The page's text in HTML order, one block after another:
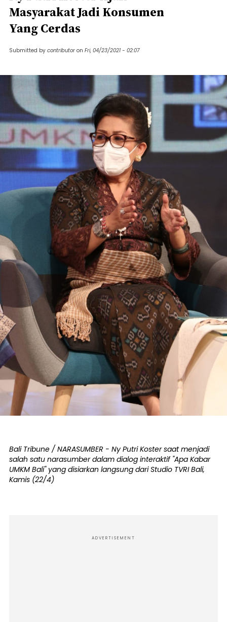
Masyarakat Jadi Konsumen
Yang Cerdas
Submitted by contributor on Fri, 04/23/2021 - 02:07
Bali Tribune / NARASUMBER - Ny Putri Koster saat menjadi
salah satu narasumber dalam dialog interaktif "Apa Kabar
UMKM Bali" yang disiarkan langsung dari Studio TVRI Bali,
Kamis (22/4)
ADVERTISEMENT